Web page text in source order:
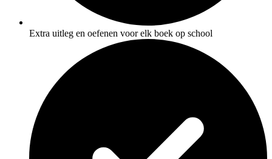
Extra uitleg en oefenen voor elk boek op school